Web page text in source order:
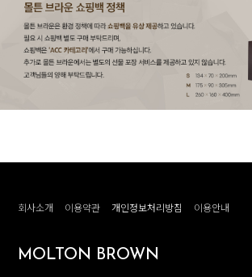
회사소개 이용약관 개인정보처리방침 이용안내
MOLTON BROWN